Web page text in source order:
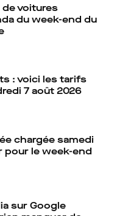
voitures
du week-end du
: voici les tarifs
7 août 2026
chargée samedi
pour le week-end
sur Google